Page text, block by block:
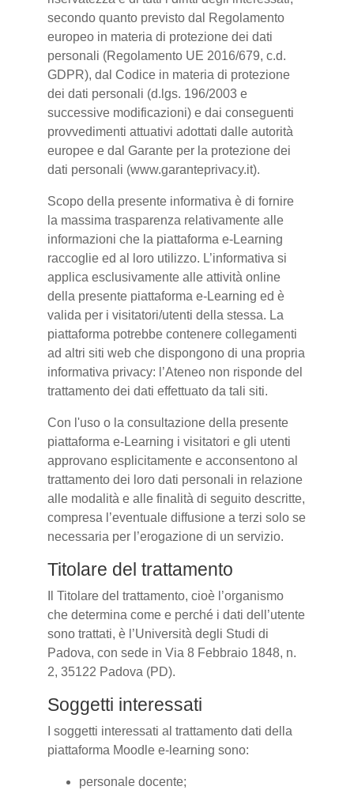
secondo quanto previsto dal Regolamento
europeo in materia di protezione dei dati
personali (Regolamento UE 2016/679, c.d.
GDPR), dal Codice in materia di protezione
dei dati personali (d.lgs. 196/2003 e
successive modificazioni) e dai conseguenti
provvedimenti attuativi adottati dalle autorità
europee e dal Garante per la protezione dei
dati personali (www.garanteprivacy.it).
Scopo della presente informativa è di fornire
la massima trasparenza relativamente alle
informazioni che la piattaforma e-Learning
raccoglie ed al loro utilizzo. L’informativa si
applica esclusivamente alle attività online
della presente piattaforma e-Learning ed è
valida per i visitatori/utenti della stessa. La
piattaforma potrebbe contenere collegamenti
ad altri siti web che dispongono di una propria
informativa privacy: l’Ateneo non risponde del
trattamento dei dati effettuato da tali siti.
Con l'uso o la consultazione della presente
piattaforma e-Learning i visitatori e gli utenti
approvano esplicitamente e acconsentono al
trattamento dei loro dati personali in relazione
alle modalità e alle finalità di seguito descritte,
compresa l’eventuale diffusione a terzi solo se
necessaria per l’erogazione di un servizio.
Titolare del trattamento
Il Titolare del trattamento, cioè l’organismo
che determina come e perché i dati dell’utente
sono trattati, è l’Università degli Studi di
Padova, con sede in Via 8 Febbraio 1848, n.
2, 35122 Padova (PD).
Soggetti interessati
I soggetti interessati al trattamento dati della
piattaforma Moodle e-learning sono:
personale docente;